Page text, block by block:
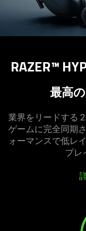
RAZER™
最高
業界をリードする
ゲームに完全同期
ォーマンスで低レ
プレ